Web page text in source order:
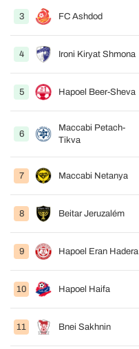
3 FC Ashdod
4 Ironi Kiryat Shmona
5 Hapoel Beer-Sheva
6
Maccabi Petach-
Tikva
7 Maccabi Netanya
8 Beitar Jeruzalém
9 Hapoel Eran Hadera
10 Hapoel Haifa
11 Bnei Sakhnin